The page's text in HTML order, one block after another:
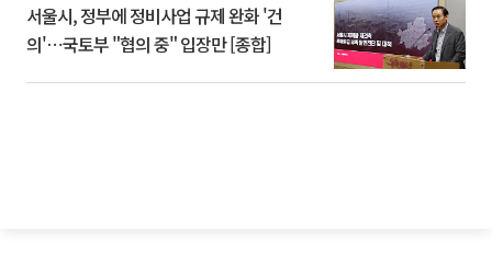
서울시, 정부에 정비사업 규제 완화 '건
의'⋯국토부 "협의 중" 입장만 [종합]